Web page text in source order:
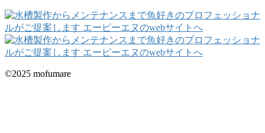
©2025 mofumare